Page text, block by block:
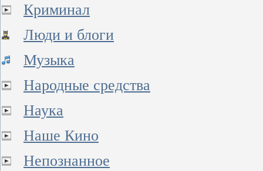
Криминал
Люди и блоги
Музыка
Народные средства
Наука
Наше Кино
Непознанное